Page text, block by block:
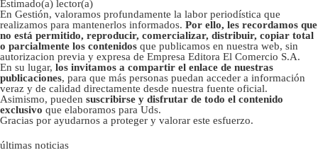
Estimado(a) lector(a)
En Gestión, valoramos profundamente la labor periodística que
realizamos para mantenerlos informados. Por ello, les recordamos que
no está permitido, reproducir, comercializar, distribuir, copiar total
o parcialmente los contenidos que publicamos en nuestra web, sin
autorizacion previa y expresa de Empresa Editora El Comercio S.A.
En su lugar, los invitamos a compartir el enlace de nuestras
publicaciones, para que más personas puedan acceder a información
veraz y de calidad directamente desde nuestra fuente oficial.
Asimismo, pueden suscribirse y disfrutar de todo el contenido
exclusivo que elaboramos para Uds.
Gracias por ayudarnos a proteger y valorar este esfuerzo.
últimas noticias